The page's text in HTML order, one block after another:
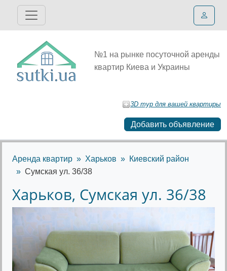
№1 на рынке посуточной аренды
квартир Киева и Украины
3D тур для вашей квартиры
Добавить объявление
Аренда квартир Харьков
Киевский район
Сумская ул. 36/38
Харьков, Сумская ул. 36/38